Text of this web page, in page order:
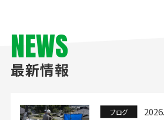
NEWS
最新情報
ブログ